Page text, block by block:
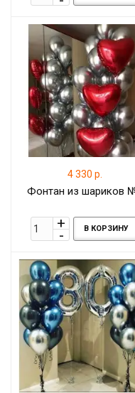
4 330 р.
Фонтан из шариков
В КОРЗИНУ